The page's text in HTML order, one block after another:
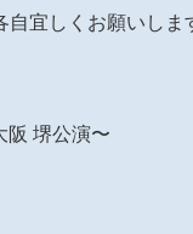
自宜しくお願いし
阪 堺公演〜